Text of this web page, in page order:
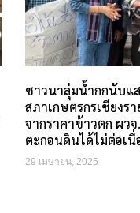
ชาวนาลุ่มน้ำกกนับแ
สภาเกษตรกรเชียงร
จากราคาข้าวตก ผว
ตะกอนดินได้ไม่ต่อเ
29 เมษายน, 2025